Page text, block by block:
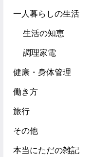
一人暮らしの生活
生活の知恵
調理家電
健康・身体管理
働き方
旅行
その他
本当にただの雑記